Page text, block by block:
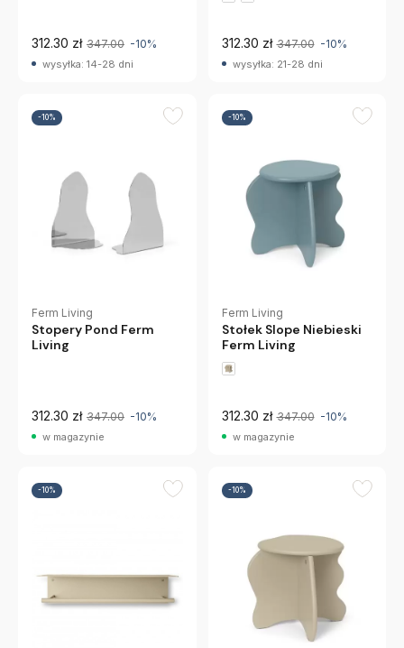
312.30 zł 347.00 -10%
wysyłka: 14-28 dni
312.30 zł 347.00 -10%
wysyłka: 21-28 dni
-10%
Ferm Living
Stopery Pond Ferm
Living
312.30 zł 347.00 -10%
w magazynie
-10%
Ferm Living
Stołek Slope Niebieski
Ferm Living
312.30 zł 347.00 -10%
w magazynie
-10% -10%